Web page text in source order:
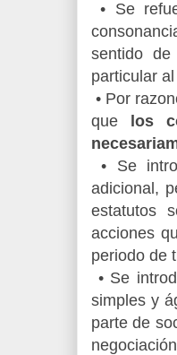
• Se
sentido
particular
• Por
que los
• Se
adicional,
estatutos
acciones
periodo de
• Se
simples y
parte de